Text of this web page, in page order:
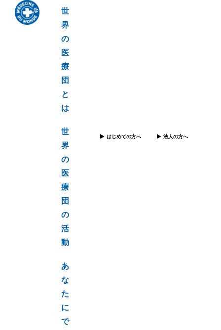
世
界
の
医
療
団
と
は
世
界
の
医
療
団
の
活
動
あ
な
た
に
で
はじめての方へ 法人の方へ